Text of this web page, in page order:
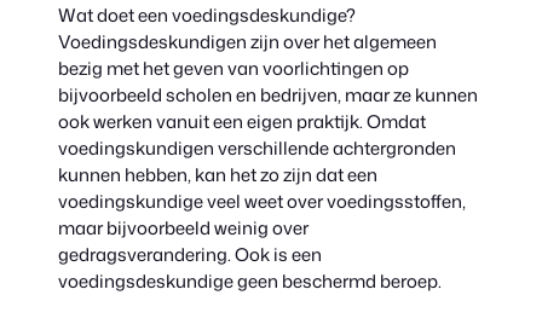
Wat doet een voedingsdeskundige?
Voedingsdeskundigen zijn over het algemeen
bezig met het geven van voorlichtingen op
bijvoorbeeld scholen en bedrijven, maar ze kunnen
ook werken vanuit een eigen praktijk. Omdat
voedingskundigen verschillende achtergronden
kunnen hebben, kan het zo zijn dat een
voedingskundige veel weet over voedingsstoffen,
maar bijvoorbeeld weinig over
gedragsverandering. Ook is een
voedingsdeskundige geen beschermd beroep.